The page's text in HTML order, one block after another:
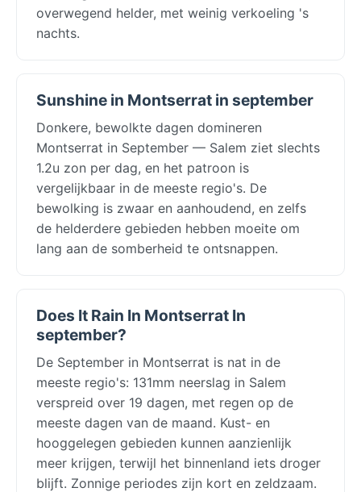
overwegend helder, met weinig verkoeling 's
nachts.
Sunshine in Montserrat in september
Donkere, bewolkte dagen domineren
Montserrat in September — Salem ziet slechts
1.2u zon per dag, en het patroon is
vergelijkbaar in de meeste regio's. De
bewolking is zwaar en aanhoudend, en zelfs
de helderdere gebieden hebben moeite om
lang aan de somberheid te ontsnappen.
Does It Rain In Montserrat In
september?
De September in Montserrat is nat in de
meeste regio's: 131mm neerslag in Salem
verspreid over 19 dagen, met regen op de
meeste dagen van de maand. Kust- en
hooggelegen gebieden kunnen aanzienlijk
meer krijgen, terwijl het binnenland iets droger
blijft. Zonnige periodes zijn kort en zeldzaam.